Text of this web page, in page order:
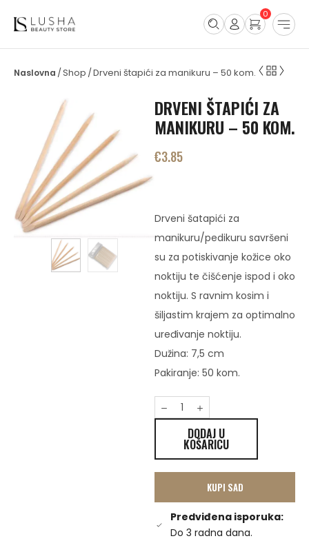
0
/Shop /Drveni štapići za manikuru – 50 kom.
DRVENI ŠTAPIĆI ZA
MANIKURU – 50 KOM.
€3.85
Drveni šatapići za
manikuru/pedikuru savršeni
su za potiskivanje kožice oko
noktiju te čišćenje ispod i oko
noktiju. S ravnim kosim i
šiljastim krajem za optimalno
uređivanje noktiju.
Dužina: 7,5 cm
Pakiranje: 50 kom.
DODAJ U
KOŠARICU
KUPI SAD
Predviđena isporuka:
Do 3 radna dana.